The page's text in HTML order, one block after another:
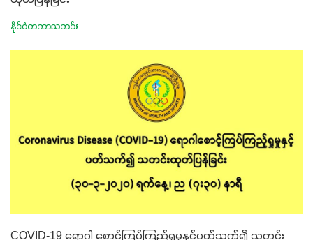
နိုင်ငံတကာသတင်း
COVID-19 ရောဂါ စောင့်ကြပ်ကြည့်ရှုမှုနှင့်ပတ်သက်၍ သတင်း